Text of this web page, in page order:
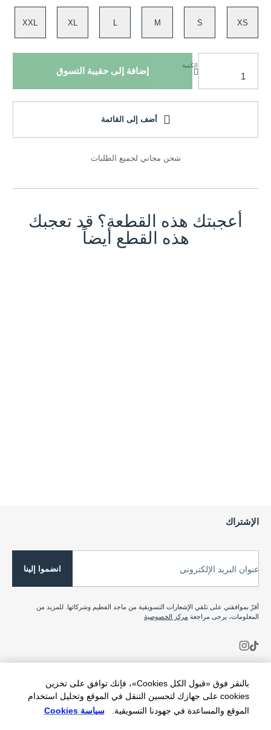
بالنقر فوق «قبول الكل Cookies»، فإنك توافق على تخزين
cookies على جهازك لتحسين التنقل في الموقع وتحليل استخدام
الموقع والمساعدة في جهودنا التسويقية.
سياسة Cookies
XS
S
M
XL
XXL
الكمية
إضافة إلى حقيبة التسوق
أضف إلى القائمة
شحن مجاني لجميع الطلبات
أعجبتك هذه القطعة؟ قد تعجبك
هذه القطع أيضاً
الإشتراك
عنوان البريد الإلكتروني انضموا إلينا
أقرّ بموافقتي على تلقي الإشعارات التسويقية من ماجد الفطيم وشركائها. للمزيد من
المعلومات، يرجى مراجعة مركز الخصوصية